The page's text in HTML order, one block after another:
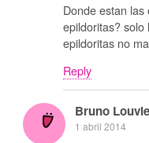
Donde estan
epildoritas?
epildoritas no
Reply
Bruno
1 abril 2014